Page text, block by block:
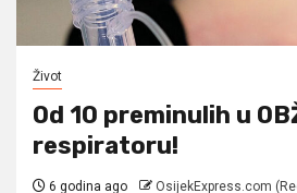
Život
Od 10 preminulih u
respiratoru!
6 godina ago OsijekExpress.com